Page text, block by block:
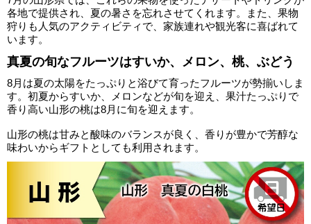
各地で提供され、夏の暑さを忘れさせてくれます。また、果物
狩りも人気のアクティビティで、家族連れや観光客に喜ばれて
います。
真夏の旬なフルーツはすいか、メロン、桃、ぶどう
8月は夏の太陽をたっぷりと浴びて育ったフルーツが勢揃いしま
す。初夏からすいか、メロンなどが旬を迎え、果汁たっぷりで
香り高い山形の桃は8月に旬を迎えます。
山形の桃は甘みと酸味のバランスが良く、香りが豊かで芳醇な
味わいからギフトとしても利用されます。